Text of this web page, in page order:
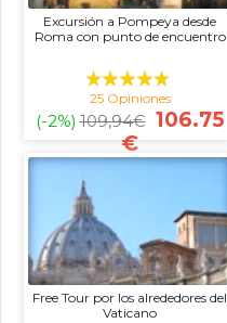
Excursión a Pompeya desde
Roma con punto de encuentro
25 Opiniones
(-2%) 109,94€ 106.75
€
Free Tour por los alrededores del
Vaticano